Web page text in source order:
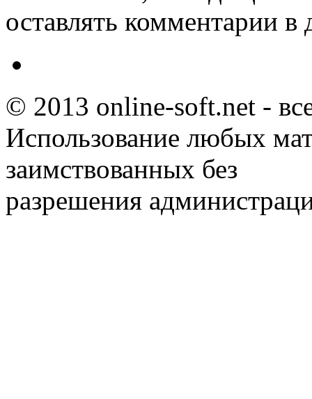
оставлять комментарии в
© 2013 online-soft.net -
Использование любых
заимствованных без
разрешения